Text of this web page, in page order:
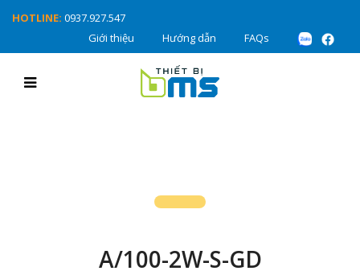
HOTLINE: 0937.927.547
Giới thiệu
Hướng dẫn FAQs
A/100-2W-S-GD